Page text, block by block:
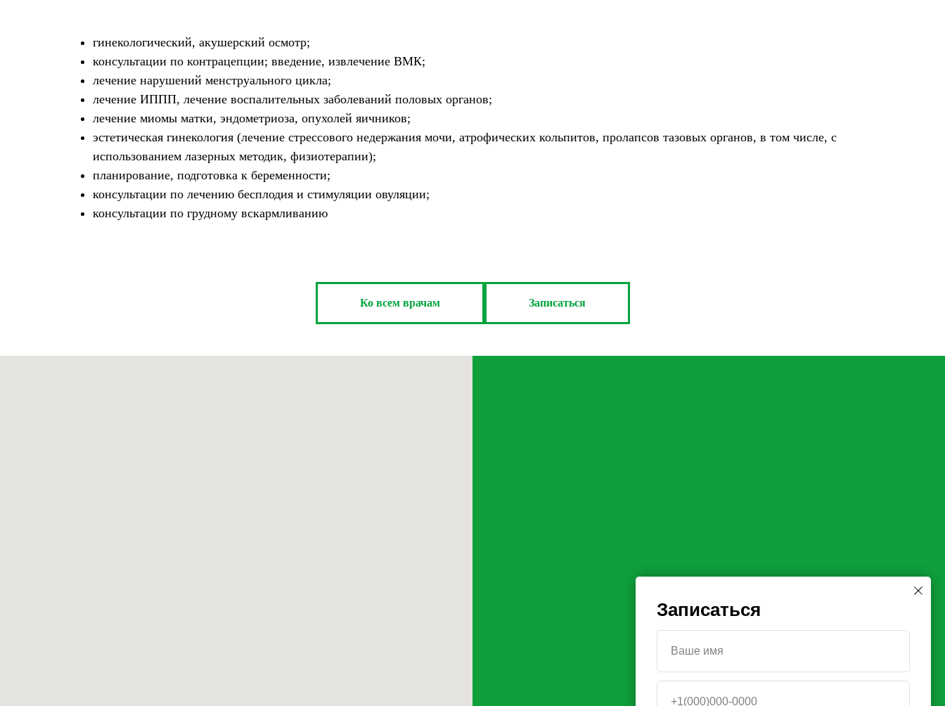
гинекологический, акушерский осмотр;
консультации по контрацепции; введение, извлечение ВМК;
лечение нарушений менструального цикла;
лечение ИППП, лечение воспалительных заболеваний половых органов;
лечение миомы матки, эндометриоза, опухолей яичников;
эстетическая гинекология (лечение стрессового недержания мочи, атрофических кольпитов, пролапсов тазовых органов, в том числе, с
использованием лазерных методик, физиотерапии);
планирование, подготовка к беременности;
консультации по лечению бесплодия и стимуляции овуляции;
консультации по грудному вскармливанию
Ко всем врачам Записаться
Записаться
Ваше имя
+1(000)000-0000